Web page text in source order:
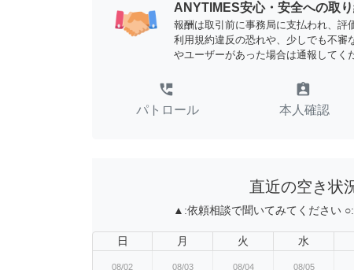
ANYTIMES安心・安全への取
報酬は取引前に事務局に支払われ、評
利用規約違反の恐れや、少しでも不審
やユーザーがあった場合は通報してく
perm_phone_msg
パトロール
assignment_ind
本人確認
直近の空き状
▲:依頼相談で聞いてみてください ○:
日 月 火 水
08/02 08/03 08/04 08/05